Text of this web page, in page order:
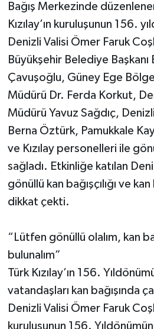
Bağış Merkezinde
Kızılay’ın kuruluşunun 156.
Denizli Valisi Ömer Faruk
Büyükşehir Belediye
Çavuşoğlu, Güney Ege
Müdürü Dr. Ferda Korkut,
Müdürü Yavuz Sağdıç,
Berna Öztürk, Pamukkale
ve Kızılay personelleri ile
sağladı. Etkinliğe katılan
gönüllü kan bağışçılığı ve kan
dikkat çekti.
“Lütfen gönüllü olalım, kan
bulunalım”
Türk Kızılay’ın 156.
vatandaşları kan bağışında
Denizli Valisi Ömer Faruk
kuruluşunun 156.